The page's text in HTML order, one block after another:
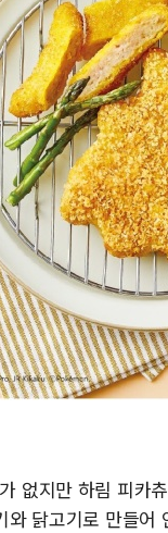
없지만 하림 피카
닭고기로 만들어